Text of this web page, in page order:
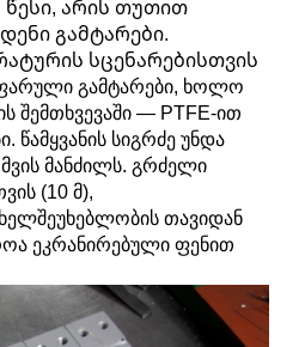
არის თუთით
გამტარები.
სცენარებისთვის
გამტარები, ხოლო
შემთხვევაში — PTFE-ით
სიგრძე უნდა
მანძილს. გრძელი
(10 მ),
თავიდან
ეკრანირებული ფენით